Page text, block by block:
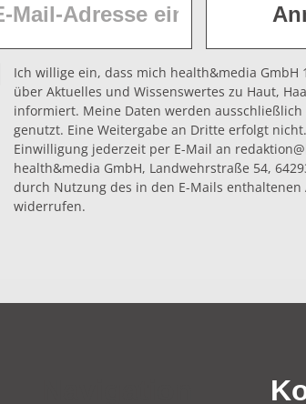
Ich willige ein, dass mich health&media GmbH
über Aktuelles und Wissenswertes zu Haut,
informiert. Meine Daten werden ausschließlich
genutzt. Eine Weitergabe an Dritte erfolgt
Einwilligung jederzeit per E-Mail an
health&media GmbH, Landwehrstraße 54,
durch Nutzung des in den E-Mails enthaltenen
widerrufen.